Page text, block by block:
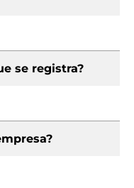
se registra?